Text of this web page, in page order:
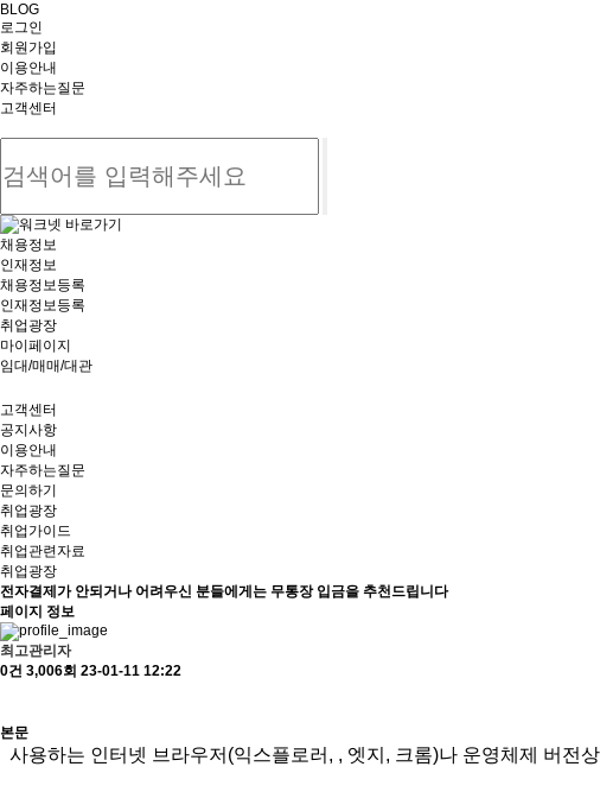
BLOG
로그인
회원가입
이용안내
자주하는질문
고객센터
채용정보
인재정보
채용정보등록
인재정보등록
취업광장
마이페이지
임대/매매/대관
고객센터
공지사항
이용안내
자주하는질문
문의하기
취업광장
취업가이드
취업관련자료
취업광장
전자결제가 안되거나 어려우신 분들에게는 무통장 입금을 추천드립니다
페이지 정보
최고관리자
0건 3,006회 23-01-11 12:22
본문
사용하는 인터넷 브라우저(익스플로러, , 엣지, 크롬)나 운영체제 버전